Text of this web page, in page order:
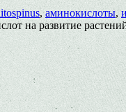
,аминокислоты,
на развитие